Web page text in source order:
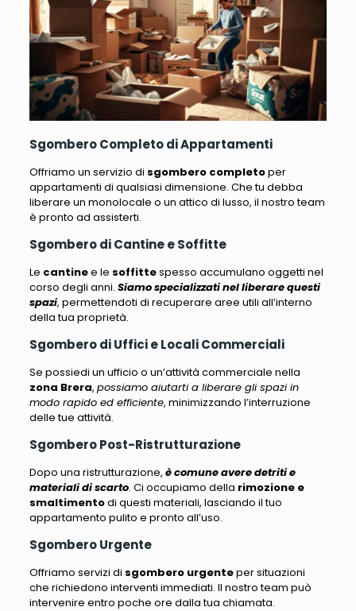
Sgombero Completo di Appartamenti
Offriamo un servizio di sgombero completoper
appartamenti di qualsiasi dimensione. Che tu debba
liberare un monolocale o un attico di lusso, il nostro team
è pronto ad assisterti.
Sgombero di Cantine e Soffitte
Le cantinee le soffittespesso accumulano oggetti nel
corso degli anni. Siamo specializzati nel liberare questi
spazi, permettendoti di recuperare aree utili all’interno
della tua proprietà.
Sgombero di Uffici e Locali Commerciali
Se possiedi un ufficio o un’attività commerciale nella
zona Brera, possiamo aiutarti a liberare gli spazi in
modo rapido ed efficiente, minimizzando l’interruzione
delle tue attività.
Sgombero Post-Ristrutturazione
Dopo una ristrutturazione, è comune avere detriti e
materiali di scarto. Ci occupiamo della rimozione e
smaltimentodi questi materiali, lasciando il tuo
appartamento pulito e pronto all’uso.
Sgombero Urgente
Offriamo servizi di sgombero urgenteper situazioni
che richiedono interventi immediati. Il nostro team può
intervenire entro poche ore dalla tua chiamata.